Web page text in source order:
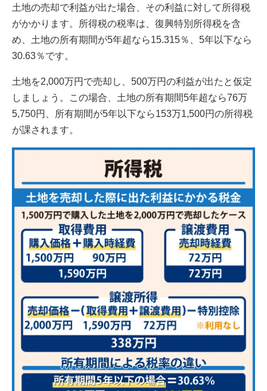
土地の売却で利益が出た場合、その利益に対して所得税
がかかります。所得税の税率は、復興特別所得税を含
め、土地の所有期間が5年超なら15.315％、5年以下なら
30.63％です。
土地を2,000万円で売却し、500万円の利益が出たと仮定
しましょう。この場合、土地の所有期間5年超なら76万
5,750円、所有期間が5年以下なら153万1,500円の所得税
が課されます。